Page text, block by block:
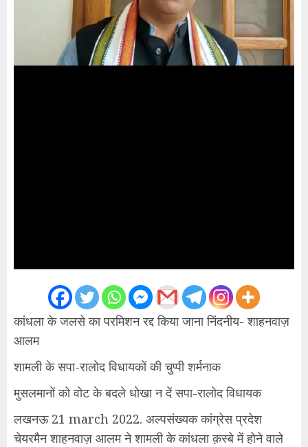
कांधला के जलसे का परमिशन रद्द किया जाना निंदनीय- शाहनवाज़
आलम
शामली के सपा-रालोद विधायकों की चुप्पी शर्मनाक
मुसलमानों को वोट के बदले धोखा न दें सपा-रालोद विधायक
लखनऊ 21 march 2022. अल्पसंख्यक कांग्रेस प्रदेश
चेयरमैन शाहनवाज़ आलम ने शामली के कांधला क़स्बे में होने वाले